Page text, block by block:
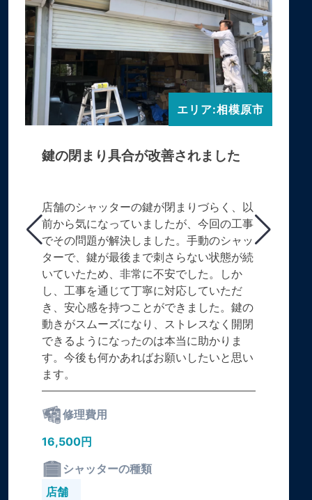
エリア:相模原市
鍵の閉まり具合が改善されました
店舗のシャッターの鍵が閉まりづらく、以
前から気になっていましたが、今回の工事
でその問題が解決しました。手動のシャッ
ターで、鍵が最後まで刺さらない状態が続
いていたため、非常に不安でした。しか
し、工事を通じて丁寧に対応していただ
き、安心感を持つことができました。鍵の
動きがスムーズになり、ストレスなく開閉
できるようになったのは本当に助かりま
す。今後も何かあればお願いしたいと思い
ます。
修理費用
16,500円
シャッターの種類
店舗